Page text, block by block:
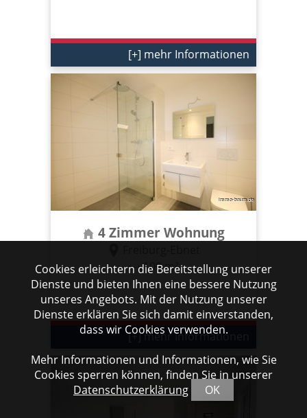
[+] mehr Informationen
4 Zimmer Wohnung
100 m²
[+] mehr Informationen
Cookies erleichtern die Bereitstellung unserer
Dienste und bieten Ihnen eine bessere Nutzung
unseres Angebots. Mit der Nutzung unserer
Dienste erklären Sie sich damit einverstanden,
dass wir Cookies verwenden.
Mehr Informationen und Informationen, wie Sie
Cookies sperren können, finden Sie in unserer
Datenschutzerklärung
OK